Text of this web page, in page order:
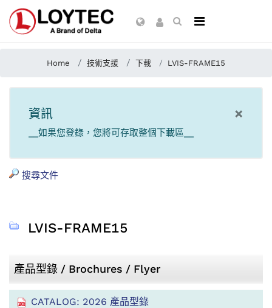
Home 技術支援 下載 LVIS-FRAME15
×
資訊
__如果您登錄，您將可存取整個下載區__
搜尋文件
LVIS-FRAME15
產品型錄 / Brochures / Flyer
CATALOG: 2026 產品型錄